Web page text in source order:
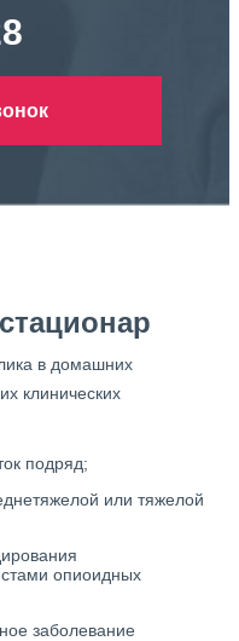
в домашних
клинических
подряд;
или тяжелой
опиоидных
заболевание